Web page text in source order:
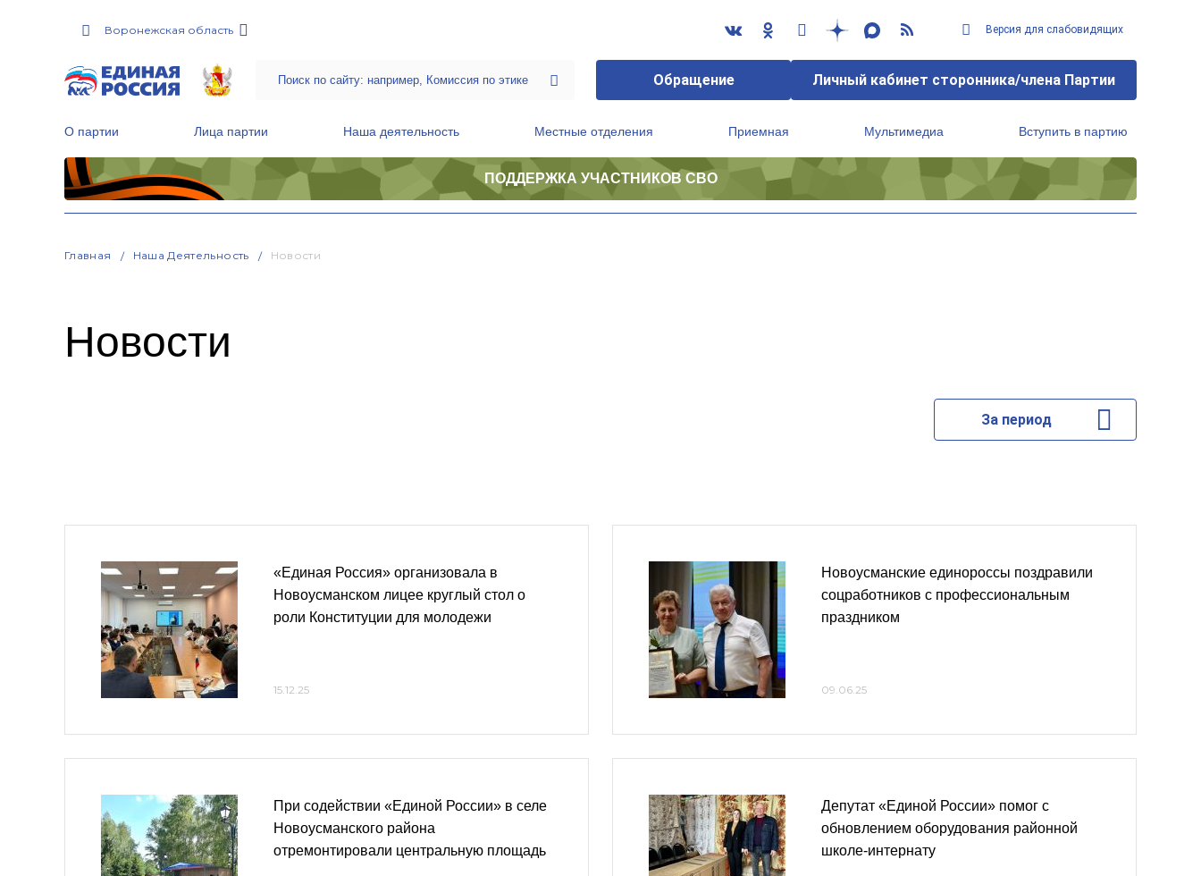
Воронежская область Версия для слабовидящих
Обращение Личный кабинет сторонника/члена Партии
О партии Лица партии Наша деятельность Местные отделения Приемная Мультимедиа Вступить в партию
ПОДДЕРЖКА УЧАСТНИКОВ СВО
Главная Наша Деятельность Новости
Новости
За период
«Единая Россия» организовала в
Новоусманском лицее круглый стол о
роли Конституции для молодежи
15.12.25
При содействии «Единой России» в селе
Новоусманского района
отремонтировали центральную площадь
Новоусманские единороссы поздравили
соцработников с профессиональным
праздником
09.06.25
Депутат «Единой России» помог с
обновлением оборудования районной
школе-интернату